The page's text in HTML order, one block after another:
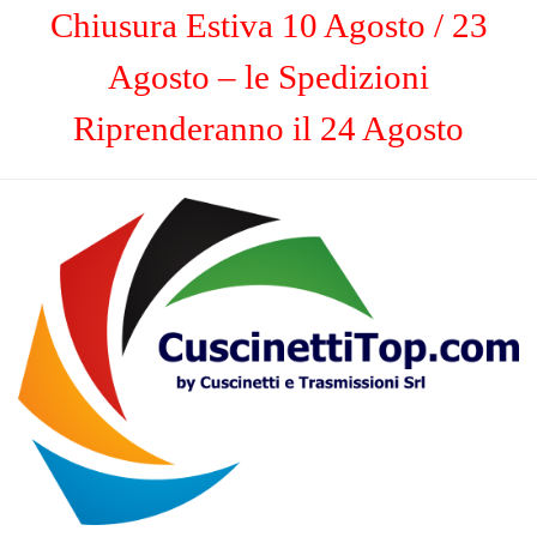
Chiusura Estiva 10 Agosto / 23
Agosto – le Spedizioni
Riprenderanno il 24 Agosto